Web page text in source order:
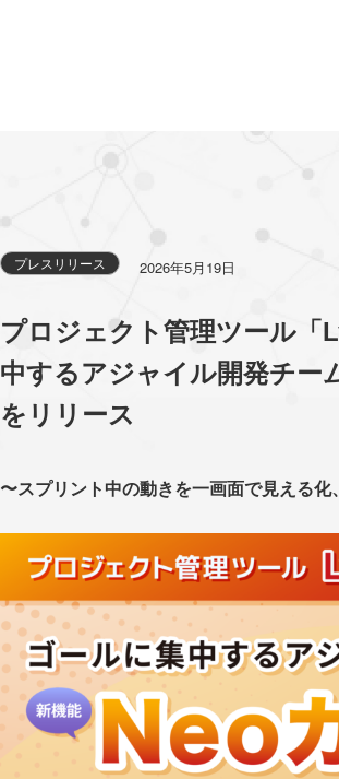
プレスリリース 2026年5月19日
プロジェクト管理ツール「
中するアジャイル開発チー
をリリース
〜スプリント中の動きを一画面で見える